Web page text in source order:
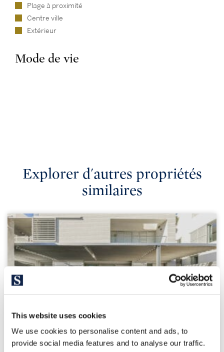
This website uses cookies
We use cookies to personalise content and ads, to
provide social media features and to analyse our traffic.
Plage à proximité
Centre ville
Extérieur
Mode de vie
Explorer d'autres propriétés
similaires
655.000 €